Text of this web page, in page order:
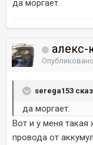
да моргает.
алекс-
Опубликовано
serega153
да моргает.
Вот и у меня такая
провода от